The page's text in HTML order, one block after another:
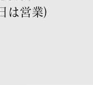
は営業)